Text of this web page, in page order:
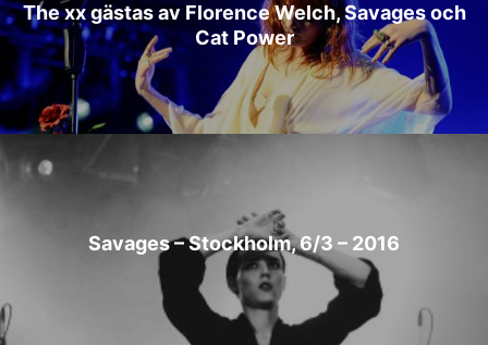
The xx gästas av Florence Welch, Savages och
Cat Power
Savages – Stockholm, 6/3 – 2016